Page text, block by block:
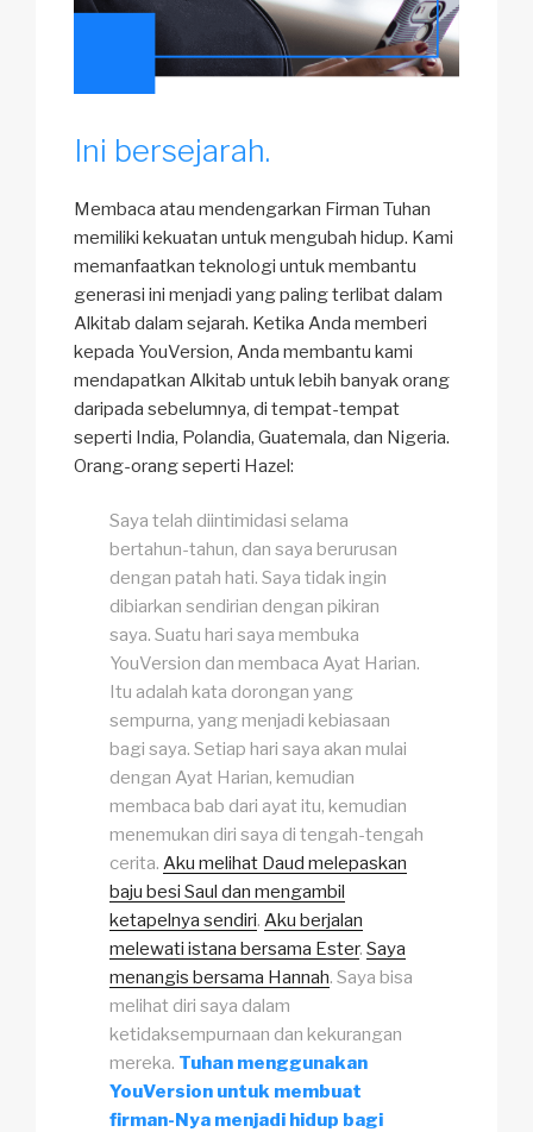
Ini bersejarah.
Membaca atau mendengarkan Firman Tuhan
memiliki kekuatan untuk mengubah hidup. Kami
memanfaatkan teknologi untuk membantu
generasi ini menjadi yang paling terlibat dalam
Alkitab dalam sejarah. Ketika Anda memberi
kepada YouVersion, Anda membantu kami
mendapatkan Alkitab untuk lebih banyak orang
daripada sebelumnya, di tempat-tempat
seperti India, Polandia, Guatemala, dan Nigeria.
Orang-orang seperti Hazel:
Saya telah diintimidasi selama
bertahun-tahun, dan saya berurusan
dengan patah hati. Saya tidak ingin
dibiarkan sendirian dengan pikiran
saya. Suatu hari saya membuka
YouVersion dan membaca Ayat Harian.
Itu adalah kata dorongan yang
sempurna, yang menjadi kebiasaan
bagi saya. Setiap hari saya akan mulai
dengan Ayat Harian, kemudian
membaca bab dari ayat itu, kemudian
menemukan diri saya di tengah-tengah
cerita. Aku melihat Daud melepaskan
baju besi Saul dan mengambil
ketapelnya sendiri. Aku berjalan
melewati istana bersama Ester. Saya
menangis bersama Hannah. Saya bisa
melihat diri saya dalam
ketidaksempurnaan dan kekurangan
mereka. Tuhan menggunakan
YouVersion untuk membuat
firman-Nya menjadi hidup bagi